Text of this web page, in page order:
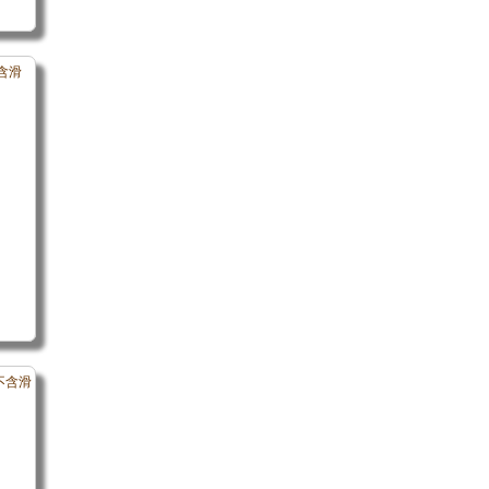
滑
含滑